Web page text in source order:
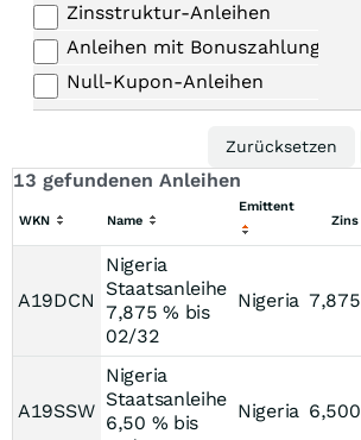
Zinsstruktur-Anleihen
Anleihen mit Bonuszahlungen
Null-Kupon-Anleihen
13 gefundenen Anleihen
WKN Name
Emittent
Zins
A19DCN
Nigeria
Staatsanleihe
7,875 % bis
02/32
Nigeria 7,875
A19SSW
Nigeria
Staatsanleihe
6,50 % bis
Nigeria 6,500